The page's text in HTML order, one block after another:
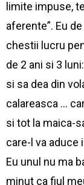
limite impuse,
aferente”. Eu
chestii lucru
de 2 ani si 3
si sa dea din
calareasca …
si tot la maica-
care-l va aduce
Eu unul nu ma
minut ca fiul